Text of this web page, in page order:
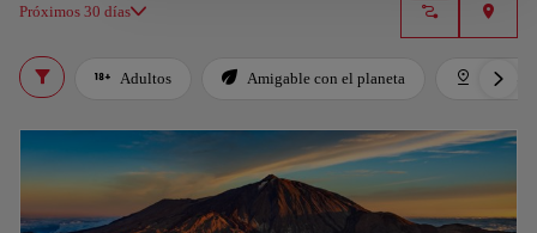
Próximos 30 días
Adultos Amigable con el planeta